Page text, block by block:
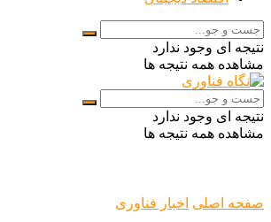
نتیجه ای وجود ندارد
مشاهده همه نتیجه ها
نتیجه ای وجود ندارد
مشاهده همه نتیجه ها
صفحه اصلی اخبار فناوری